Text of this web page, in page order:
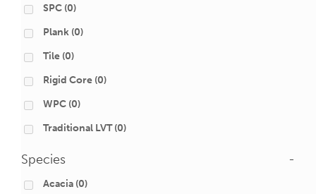
SPC (0)
Plank (0)
Tile (0)
Rigid Core (0)
WPC (0)
Traditional LVT (0)
Species -
Acacia (0)